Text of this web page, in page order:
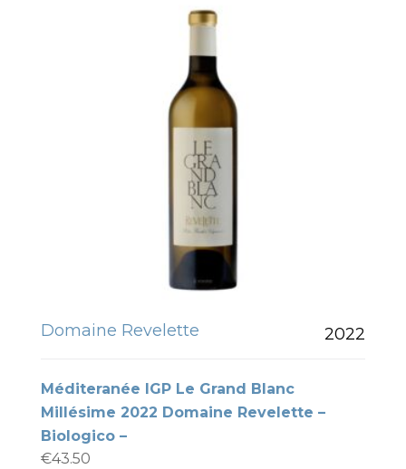
Domaine Revelette 2022
Méditeranée IGP Le Grand Blanc
Millésime 2022 Domaine Revelette –
Biologico –
€43.50